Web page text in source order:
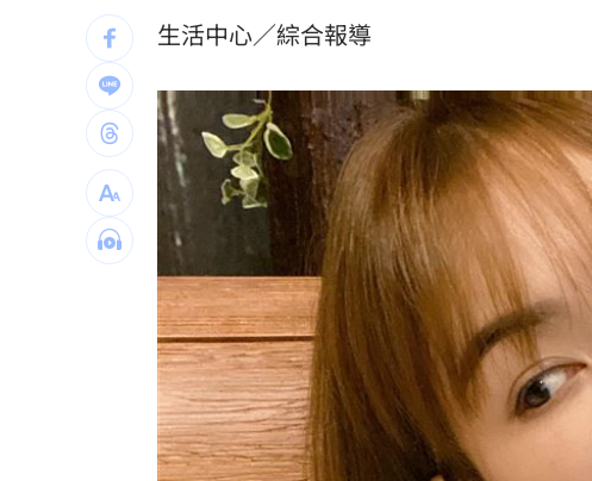
美通過制裁案！川普可課俄國商品500%關稅
解散統促黨？他曝翁曉玲一招：恐白忙一場
疫苗真相！蔣萬安嗆一句 謝金河痛心發聲
股災這8檔規模逆勢創高 它最猛成長逾10%
爆掛表妹當小三！表姊擅貼IG下場慘了 04:17
半導體與綠能雙箭頭！ 「它」霸氣狂賺 04:04
華許9月升息？ING：匯市在他與戰爭間拉鋸
老後離婚財產怎麼分？ 丈夫退休金拒分
生活中心／綜合報導